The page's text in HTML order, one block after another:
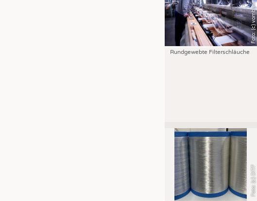
Foto: (c) vombaur
Rundgewebte Filterschläuche
Foto: (c) DITF